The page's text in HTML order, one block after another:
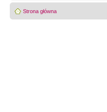
Strona główna